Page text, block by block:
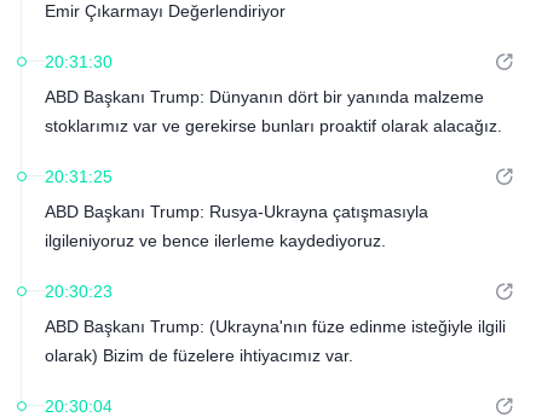
Emir Çıkarmayı Değerlendiriyor
20:31:30
ABD Başkanı Trump: Dünyanın dört bir yanında malzeme
stoklarımız var ve gerekirse bunları proaktif olarak alacağız.
20:31:25
ABD Başkanı Trump: Rusya-Ukrayna çatışmasıyla
ilgileniyoruz ve bence ilerleme kaydediyoruz.
20:30:23
ABD Başkanı Trump: (Ukrayna'nın füze edinme isteğiyle ilgili
olarak) Bizim de füzelere ihtiyacımız var.
20:30:04